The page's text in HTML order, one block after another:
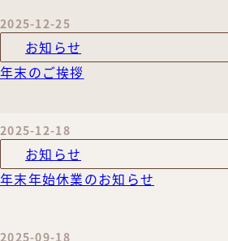
2025-12-25
お知らせ
年末のご挨拶
2025-12-18
お知らせ
年末年始休業のお知らせ
2025-09-18